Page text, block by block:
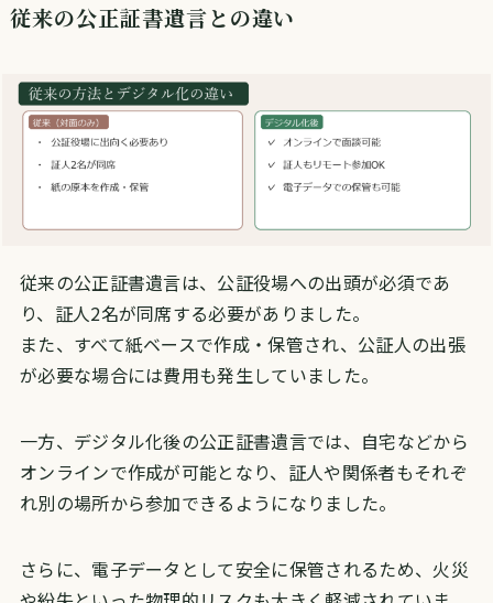
従来の公正証書遺言との違い
従来の公正証書遺言は、公証役場への出頭が必須であ
り、証人2名が同席する必要がありました。
また、すべて紙ベースで作成・保管され、公証人の出張
が必要な場合には費用も発生していました。
一方、デジタル化後の公正証書遺言では、自宅などから
オンラインで作成が可能となり、証人や関係者もそれぞ
れ別の場所から参加できるようになりました。
さらに、電子データとして安全に保管されるため、火災